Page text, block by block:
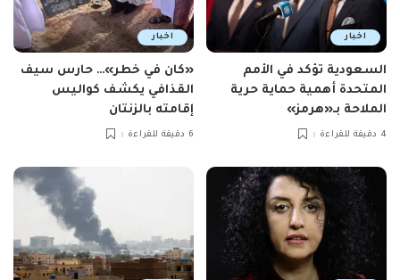
اخبار
السعودية تؤكد في الأمم
المتحدة أهمية حماية حرية
الملاحة بـ«هرمز»
4 دقيقة للقراءة
اخبار
«كان في خطر»… حارس سيف
القذافي يكشف كواليس
إقامته بالزنتان
6 دقيقة للقراءة